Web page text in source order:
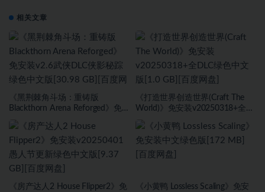
相关文章
《黑荆棘角斗场：重铸版
Blackthorn Arena Reforged》免
文版[30.98 GB][百度网盘]
《打造世界创造世界(Craft The
World)》免安装v20250318+全
盘]
《房产达人2 House Flipper2》免
《小黄鸭 Lossless Scaling》免安